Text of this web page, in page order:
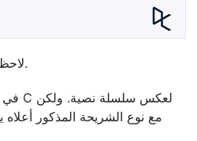
لاحظ أن كلاهما ينتج نفس النتيجة.
مع نوع الشريحة المذكور